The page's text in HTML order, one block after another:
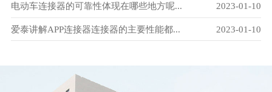
电动车连接器的可靠性体现在哪些地方呢... 2023-01-10
爱泰讲解APP连接器连接器的主要性能都... 2023-01-10